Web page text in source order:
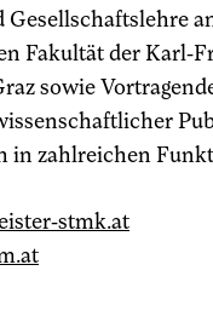
Gesellschaftslehre
Fakultät der Karl-
sowie
in zahlreichen
stmk.at